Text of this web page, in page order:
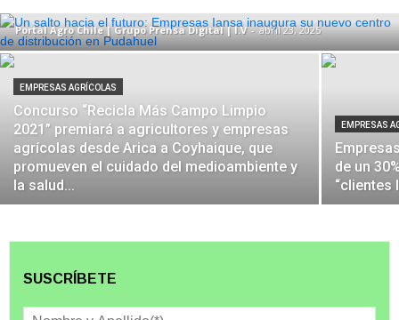
Portal Agro Chile | Grupo Prensa Digital | I.V - abril 23, 2025
EMPRESAS AGRÍCOLAS
Concurso “Recicla Más Campo Limpio
2021” premiará a agricultores y empresas
agrícolas desde Arica a Coyhaique, que
promueven el cuidado del medioambiente y
la salud...
EMPRESAS
de un
“clientes
SUSCRÍBETE